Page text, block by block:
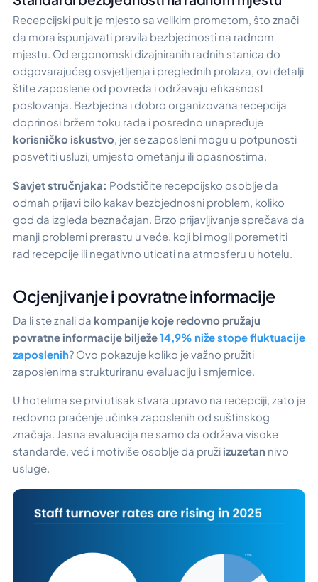
Recepcijski pult je mjesto sa velikim prometom, što znači
da mora ispunjavati pravila bezbjednosti na radnom
mjestu. Od ergonomski dizajniranih radnih stanica do
odgovarajućeg osvjetljenja i preglednih prolaza, ovi detalji
štite zaposlene od povreda i održavaju efikasnost
poslovanja. Bezbjedna i dobro organizovana recepcija
doprinosi bržem toku rada i posredno unapređuje
korisničko iskustvo, jer se zaposleni mogu u potpunosti
posvetiti usluzi, umjesto ometanju ili opasnostima.
Savjet stručnjaka: Podstičite recepcijsko osoblje da
odmah prijavi bilo kakav bezbjednosni problem, koliko
god da izgleda beznačajan. Brzo prijavljivanje sprečava da
manji problemi prerastu u veće, koji bi mogli poremetiti
rad recepcije ili negativno uticati na atmosferu u hotelu.
Ocjenjivanje i povratne informacije
Da li ste znali da kompanije koje redovno pružaju
povratne informacije bilježe14,9% niže stope fluktuacije
zaposlenih? Ovo pokazuje koliko je važno pružiti
zaposlenima strukturiranu evaluaciju i smjernice.
U hotelima se prvi utisak stvara upravo na recepciji, zato je
redovno praćenje učinka zaposlenih od suštinskog
značaja. Jasna evaluacija ne samo da održava visoke
standarde, već i motiviše osoblje da pruži izuzetan nivo
usluge.